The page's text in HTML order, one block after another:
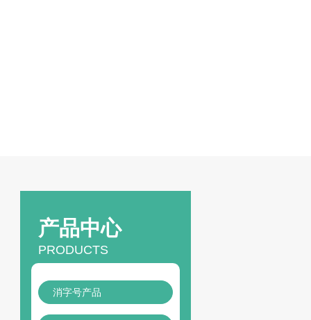
产品中心
PRODUCTS
消字号产品